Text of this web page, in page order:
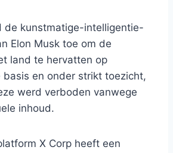
de kunstmatige-intelligentie-
Elon Musk toe om de
land te hervatten op
basis en onder strikt toezicht,
werd verboden vanwege
inhoud.
X Corp heeft een